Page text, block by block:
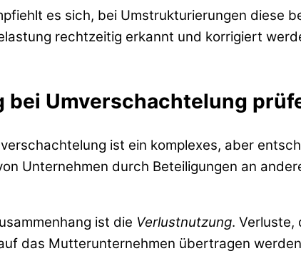
es sich, bei Umstrukturierungen diese
rechtzeitig erkannt und korrigiert
Umverschachtelung
ist ein komplexes, aber
Unternehmen durch Beteiligungen an
ist die Verlustnutzung. Verluste,
das Mutterunternehmen übertragen